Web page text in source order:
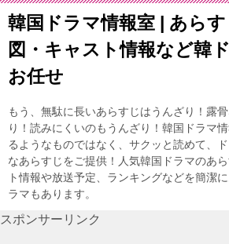
韓国ドラマ情報室 | あらす
図・キャスト情報など韓
お任せ
もう、無駄に長いあらすじはうんざり！露
り！読みにくいのもうんざり！韓国ドラマ
るようなものではなく、サクッと読めて、
なあらすじをご提供！人気韓国ドラマのあ
ト情報や放送予定、ランキングなどを簡潔
ラマもあります。
スポンサーリンク